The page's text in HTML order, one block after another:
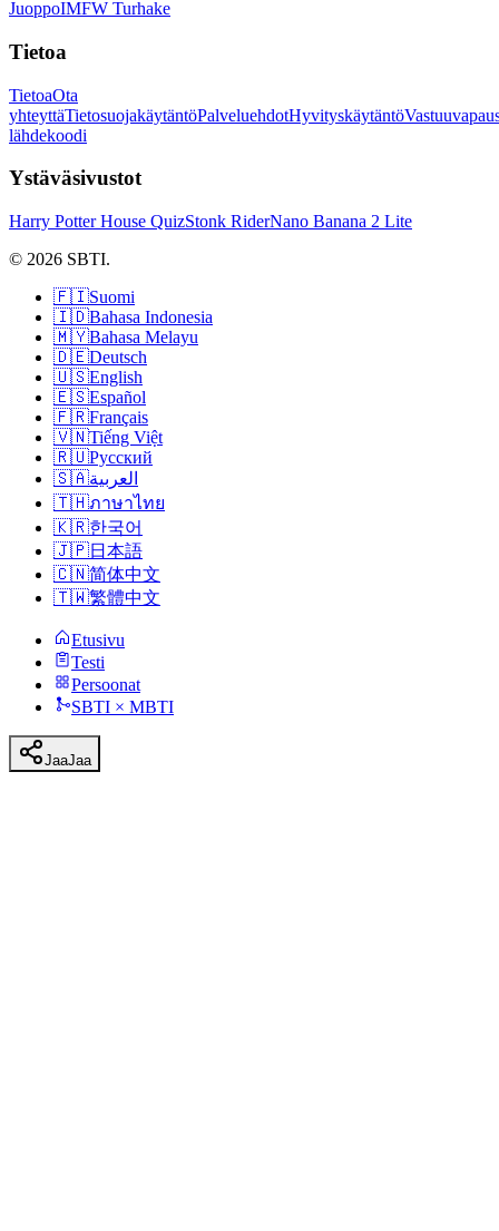
JuoppoIMFW Turhake
Tietoa
TietoaOta
yhteyttäTietosuojakäytäntöPalveluehdotHyvityskäytäntö
lähdekoodi
Ystäväsivustot
Harry Potter House QuizStonk RiderNano Banana 2 Lite
© 2026 SBTI.
🇫🇮Suomi
🇮🇩Bahasa Indonesia
🇲🇾Bahasa Melayu
🇩🇪Deutsch
🇺🇸English
🇪🇸Español
🇫🇷Français
🇻🇳Tiếng Việt
🇷🇺Русский
🇸🇦العربية
🇹🇭ภาษาไทย
🇰🇷한국어
🇯🇵日本語
🇨🇳简体中文
🇹🇼繁體中文
Etusivu
Testi
Persoonat
SBTI × MBTI
JaaJaa